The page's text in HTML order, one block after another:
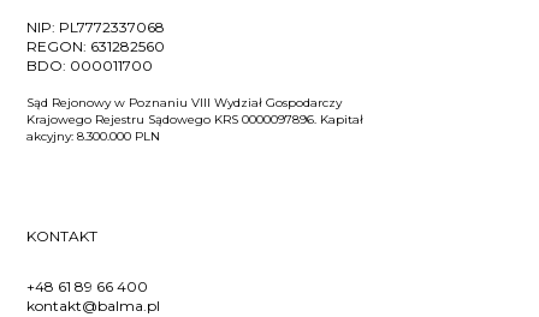
NIP: PL7772337068
REGON: 631282560
BDO: 000011700
Sąd Rejonowy w Poznaniu VIII Wydział Gospodarczy
Krajowego Rejestru Sądowego KRS 0000097896. Kapitał
akcyjny: 8.300.000 PLN
KONTAKT
+48 61 89 66 400
kontakt@balma.pl